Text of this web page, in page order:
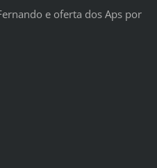
e oferta dos Aps por